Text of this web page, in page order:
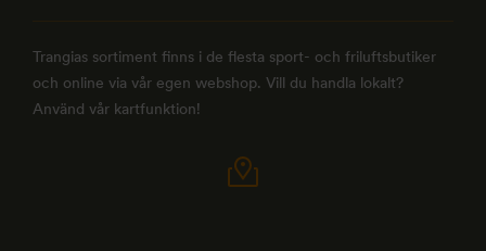
Trangias sortiment finns i de flesta sport- och friluftsbutiker
och online via vår egen webshop. Vill du handla lokalt?
Använd vår kartfunktion!